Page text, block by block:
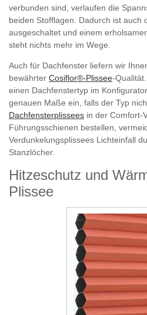
verbunden sind, verlaufen die
beiden Stofflagen. Dadurch ist auch
ausgeschaltet und einem
steht nichts mehr im Wege.
Auch für Dachfenster liefern wir
bewährter Cosiflor®-Plissee-
einen Dachfenstertyp im
genauen Maße ein, falls der Typ
Dachfensterplissees in der Comfort-
Führungsschienen bestellen,
Verdunkelungsplissees Lichteinfall
Stanzlöcher.
Hitzeschutz und
Plissee